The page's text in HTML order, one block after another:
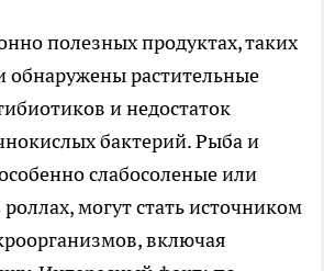
полезных продуктах, таких
обнаружены растительные
и недостаток
бактерий. Рыба и
слабосоленые или
могут стать источником
включая